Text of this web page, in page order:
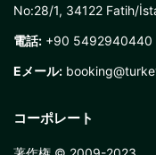
No:28/1, 34122 Fatih/
電話: +90 5492940440
Eメール:
コーポレート